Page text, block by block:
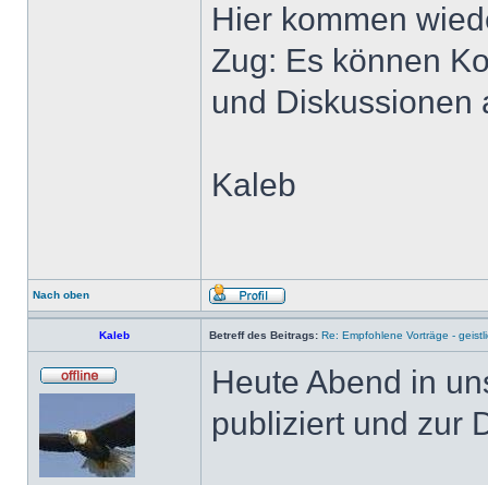
Hier kommen
Zug: Es können
und Diskussionen
Kaleb
Nach oben
Kaleb Betreff des Beitrags: Re: Empfohlene Vorträge -
Heute Abend in
publiziert und zur